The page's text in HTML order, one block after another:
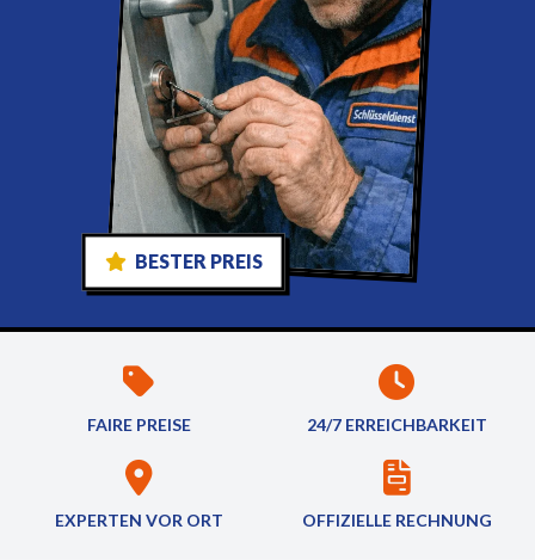
BESTER PREIS
FAIRE PREISE 24/7 ERREICHBARKEIT
EXPERTEN VOR ORT OFFIZIELLE RECHNUNG